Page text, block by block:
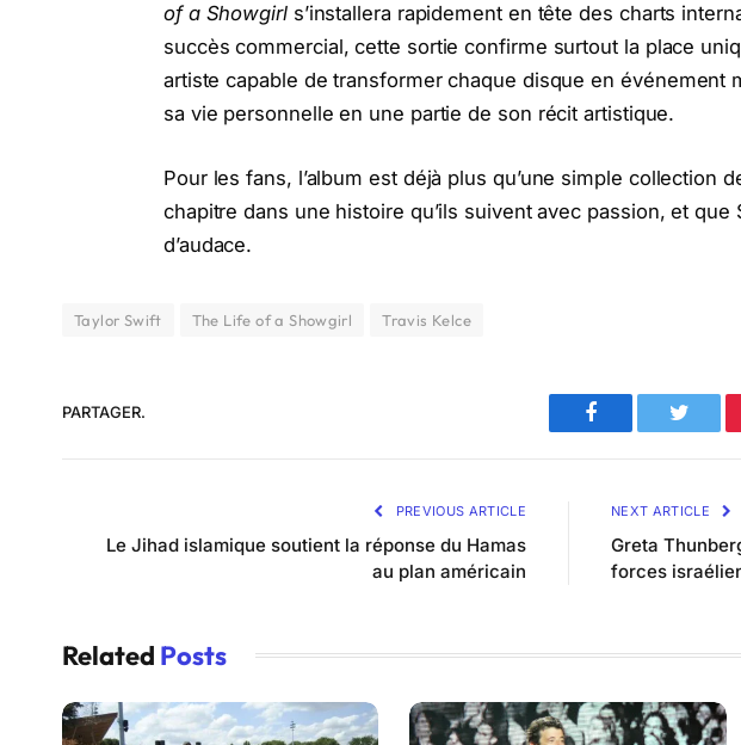
of a Showgirls’installera rapidement en tête des charts
succès commercial, cette sortie confirme surtout la place
artiste capable de transformer chaque disque en événement
sa vie personnelle en une partie de son récit artistique.
Pour les fans, l’album est déjà plus qu’une simple collection
chapitre dans une histoire qu’ils suivent avec passion, et
d’audace.
Taylor Swift The Life of a Showgirl Travis Kelce
PARTAGER.
Facebook Twitter
PREVIOUS ARTICLE
Le Jihad islamique soutient la réponse du Hamas
au plan américain
NEXT ARTICLE
Greta
forces
Related Posts